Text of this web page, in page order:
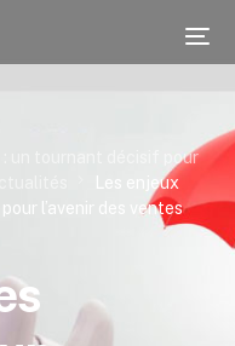
un tournant décisif pour
Les enjeux
l’avenir des ventes